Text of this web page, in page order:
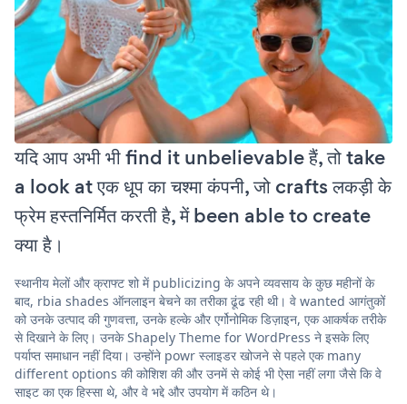
यदि आप अभी भी find it unbelievable हैं, तो take
a look at एक धूप का चश्मा कंपनी, जो crafts लकड़ी के
फ्रेम हस्तनिर्मित करती है, में been able to create
क्या है।
स्थानीय मेलों और क्राफ्ट शो में publicizing के अपने व्यवसाय के कुछ महीनों के
बाद, rbia shades ऑनलाइन बेचने का तरीका ढूंढ रही थी। वे wanted आगंतुकों
को उनके उत्पाद की गुणवत्ता, उनके हल्के और एर्गोनोमिक डिज़ाइन, एक आकर्षक तरीके
से दिखाने के लिए। उनके Shapely Theme for WordPress ने इसके लिए
पर्याप्त समाधान नहीं दिया। उन्होंने powr स्लाइडर खोजने से पहले एक many
different options की कोशिश की और उनमें से कोई भी ऐसा नहीं लगा जैसे कि वे
साइट का एक हिस्सा थे, और वे भद्दे और उपयोग में कठिन थे।